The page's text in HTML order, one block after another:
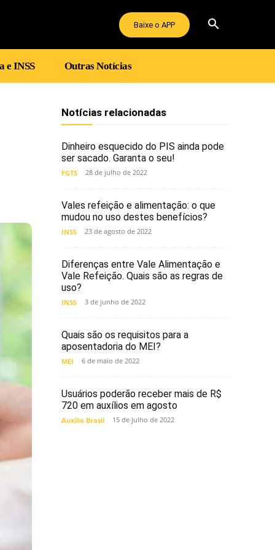
Baixe o APP
e INSS Outras Notícias
Notícias relacionadas
Dinheiro esquecido do PIS ainda pode
ser sacado. Garanta o seu!
FGTS 28 de julho de 2022
Vales refeição e alimentação: o que
mudou no uso destes benefícios?
INSS 23 de agosto de 2022
Diferenças entre Vale Alimentação e
Vale Refeição. Quais são as regras de
uso?
INSS 3 de junho de 2022
Quais são os requisitos para a
aposentadoria do MEI?
MEI 6 de maio de 2022
Usuários poderão receber mais de R$
720 em auxílios em agosto
Auxílio Brasil 15 de julho de 2022